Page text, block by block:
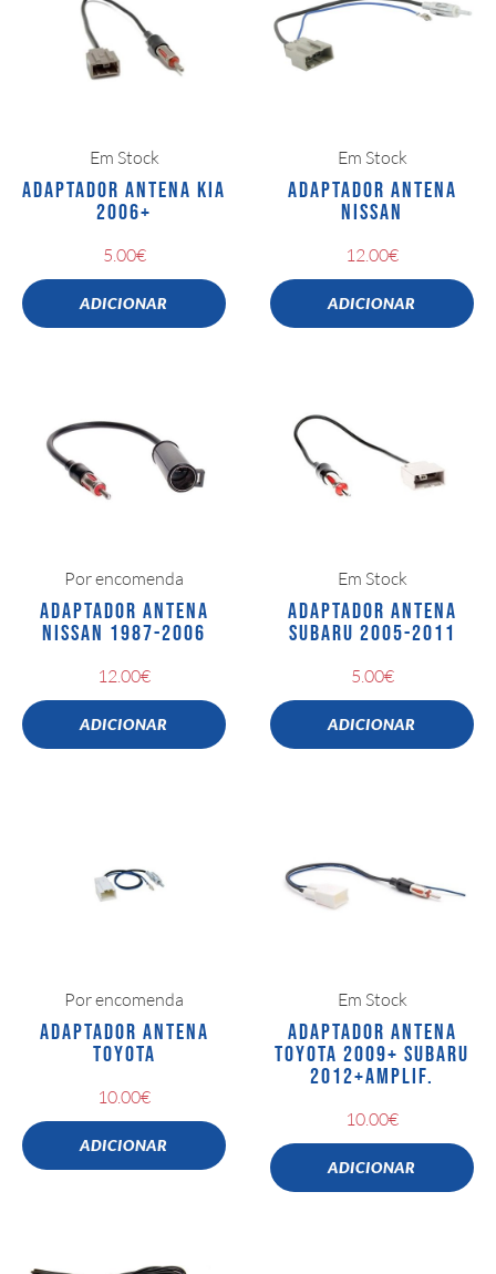
Em Stock
ADAPTADOR ANTENA KIA
2006+
5.00€
ADICIONAR
Em Stock
ADAPTADOR ANTENA
NISSAN
12.00€
ADICIONAR
Por encomenda
ADAPTADOR ANTENA
NISSAN 1987-2006
12.00€
ADICIONAR
Em Stock
ADAPTADOR ANTENA
SUBARU 2005-2011
5.00€
ADICIONAR
Por encomenda
ADAPTADOR ANTENA
TOYOTA
10.00€
ADICIONAR
Em Stock
ADAPTADOR ANTENA
TOYOTA 2009+ SUBARU
2012+AMPLIF.
10.00€
ADICIONAR